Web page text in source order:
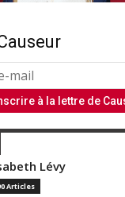
Lévy
Articles